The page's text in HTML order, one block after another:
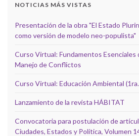
NOTICIAS MÁS VISTAS
Presentación de la obra "El Estado
como versión de modelo neo-populista"
Curso Virtual: Fundamentos Esenciales
Manejo de Conflictos
Curso Virtual: Educación Ambiental
Lanzamiento de la revista HÁBITAT
Convocatoria para postulación de
Ciudades, Estados y Política, Volumen